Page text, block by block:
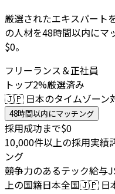
厳選されたエキスパート
の人材を48時間以内にマ
$0。
フリーランス＆正社員
トップ2%厳選済み
🇯🇵 日本のタイムゾーン
48時間以内にマッチング
採用成功まで$0
10,000件以上の採用実績
ング
競争力のあるテック給与
上の国籍日本全国🇯🇵 日